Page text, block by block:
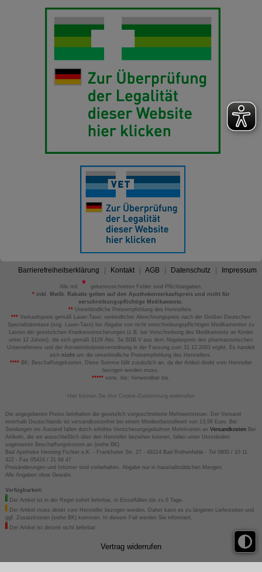
Barrierefreiheitserklärung Kontakt AGB Datenschutz Impressum
Alle mit
gekennzeichneten Felder sind Pflichtangaben.
*inkl. MwSt. Rabatte gelten auf den Apothekenverkaufspreis und nicht für
verschreibungspflichtige Medikamente.
** Unverbindliche Preisempfehlung des Herstellers.
*** Verkaufspreis gemäß Lauer-Taxe; verbindlicher Abrechnungspreis nach der Großen Deutschen
Spezialitätentaxe (sog. Lauer-Taxe) bei Abgabe von nicht verschreibungspflichtigen Medikamenten zu
Lasten der gesetzlichen Krankenversicherungen (z.B. bei Verschreibung des Medikaments an Kinder
unter 12 Jahren), die sich gemäß §129 Abs. 5a SGB V aus dem Abgabepreis des pharmazeutischen
Unternehmens und der Arzneimittelpreisverordnung in der Fassung zum 31.12.2003 ergibt. Es handelt
sich nicht um die unverbindliche Preisempfehlung des Herstellers.
****BK: Beschaffungskosten. Diese Summe fällt zusätzlich an, da der Artikel direkt vom Hersteller
bezogen werden muss.
*****verw. bis: Verwendbar bis.
Hier können Sie Ihre Cookie-Zustimmung widerrufen
Die angegebenen Preise beinhalten die gesetzlich vorgeschriebene Mehrwertsteuer. Der Versand
innerhalb Deutschlands ist versandkostenfrei bei einem Mindestbestellwert von 13,99 Euro. Bei
Sendungen ins Ausland fallen durch erhöhte Versicherungsgebühren Mehrkosten an VersandkostenBei
Artikeln, die wir ausschließlich über den Hersteller beziehen können, fallen unter Umständen
sogenannte Beschaffungskosten an (siehe BK).
Bad Apotheke Henning Fichter e.K. - Frankfurter Str. 27 - 49214 Bad Rothenfelde - Tel 0800 / 10 11
422 - Fax 05424 / 21 64 47
Preisänderungen und Irrtümer sind vorbehalten. Abgabe nur in haushaltsüblichen Mengen.
Alle Angaben ohne Gewähr.
Verfügbarkeit:
Der Artikel ist in der Regel sofort lieferbar, in Einzelfällen bis zu 6 Tage.
Der Artikel muss direkt vom Hersteller bezogen werden. Daher kann es zu längeren Lieferzeiten und
ggf. Zusatzkosten (siehe BK) kommen. In diesem Fall werden Sie informiert.
Der Artikel ist derzeit nicht lieferbar.
Vertrag widerrufen